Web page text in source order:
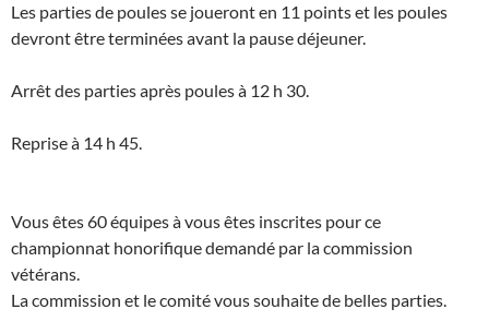
Les parties de poules se joueront en 11 points et les poules
devront être terminées avant la pause déjeuner.
Arrêt des parties après poules à 12 h 30.
Reprise à 14 h 45.
Vous êtes 60 équipes à vous êtes inscrites pour ce
championnat honorifique demandé par la commission
vétérans.
La commission et le comité vous souhaite de belles parties.